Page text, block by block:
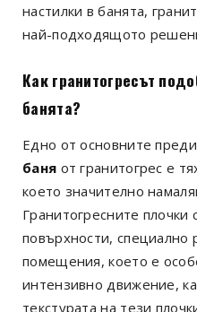
настилки в банята,
най-подходящото
Как гранитогресът
банята?
Едно от основните
баня от гранитогрес е
което значително
Гранитогресните плочки
повърхности, специално
помещения, което е
интензивно движение,
текстурата на тези